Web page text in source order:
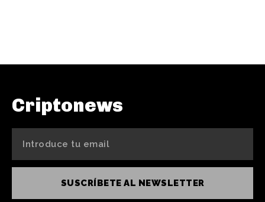
Criptonews
SUSCRÍBETE AL NEWSLETTER